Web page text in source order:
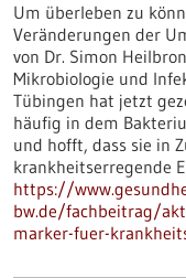
Um überleben zu
Veränderungen der
von Dr. Simon
Mikrobiologie und
Tübingen hat jetzt
häufig in dem
und hofft, dass sie in
krankheitserregende
https://
bw.de/fachbeitrag/
marker-fuer-